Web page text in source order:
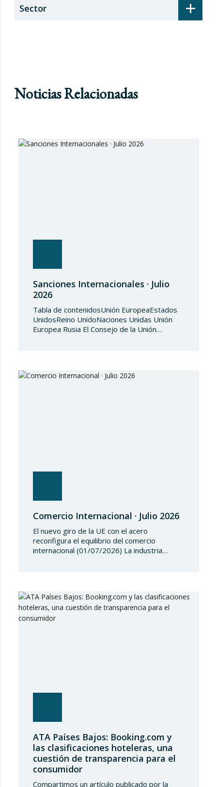
+
Sector
Noticias Relacionadas
Sanciones Internacionales · Julio
2026
Tabla de contenidosUnión EuropeaEstados
UnidosReino UnidoNaciones Unidas Unión
Europea Rusia El Consejo de la Unión
(UE) 2018/1542 relativo a la adopción de
Comercio Internacional · Julio 2026
El nuevo giro de la UE con el acero
reconfigura el equilibrio del comercio
internacional (01/07/2026) La industria
Europea ha modificado las condiciones de
entrada de acero, estableciendo un
contingente arancelario de…
ATA Países Bajos: Booking.com y
las clasificaciones hoteleras, una
cuestión de transparencia para el
consumidor
Compartimos un artículo publicado por la